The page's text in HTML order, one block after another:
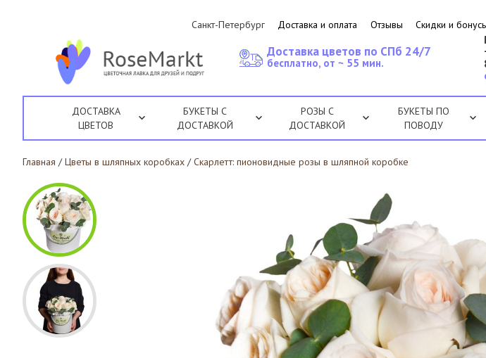
Санкт-Петербург Доставка и оплата Отзывы Скидки и
Доставка цветов по СПб 24/7
бесплатно, от ~ 55 мин.
ДОСТАВКА
ЦВЕТОВ
БУКЕТЫ С
ДОСТАВКОЙ
РОЗЫ С
ДОСТАВКОЙ
БУКЕТЫ ПО
ПОВОДУ
Главная / Цветы в шляпных коробках / Скарлетт: пионовидные розы в шляпной коробке